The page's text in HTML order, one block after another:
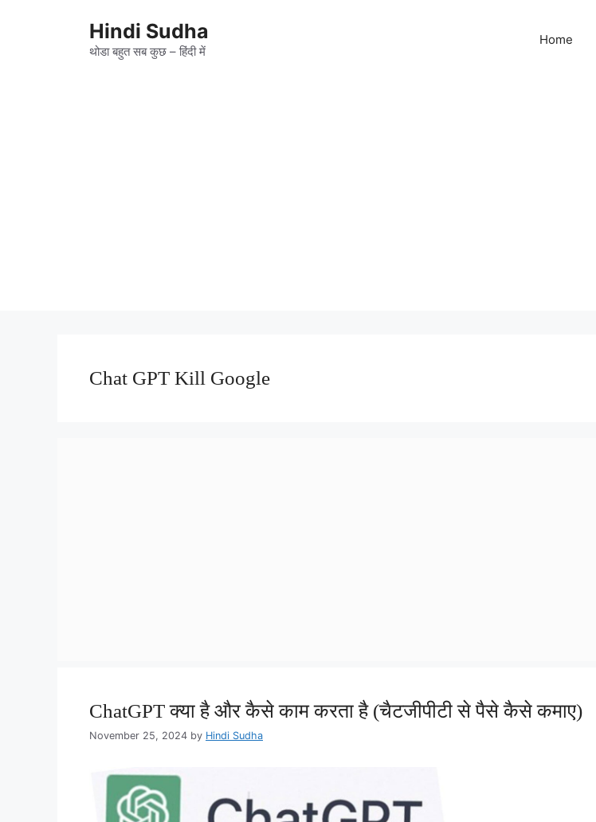
Hindi Sudha
थोडा बहुत सब कुछ – हिंदी में
Home
Chat GPT Kill Google
ChatGPT क्या है और कैसे काम करता है (चैटजीपीटी से पैसे कैसे कमाए)
November 25, 2024 by Hindi Sudha